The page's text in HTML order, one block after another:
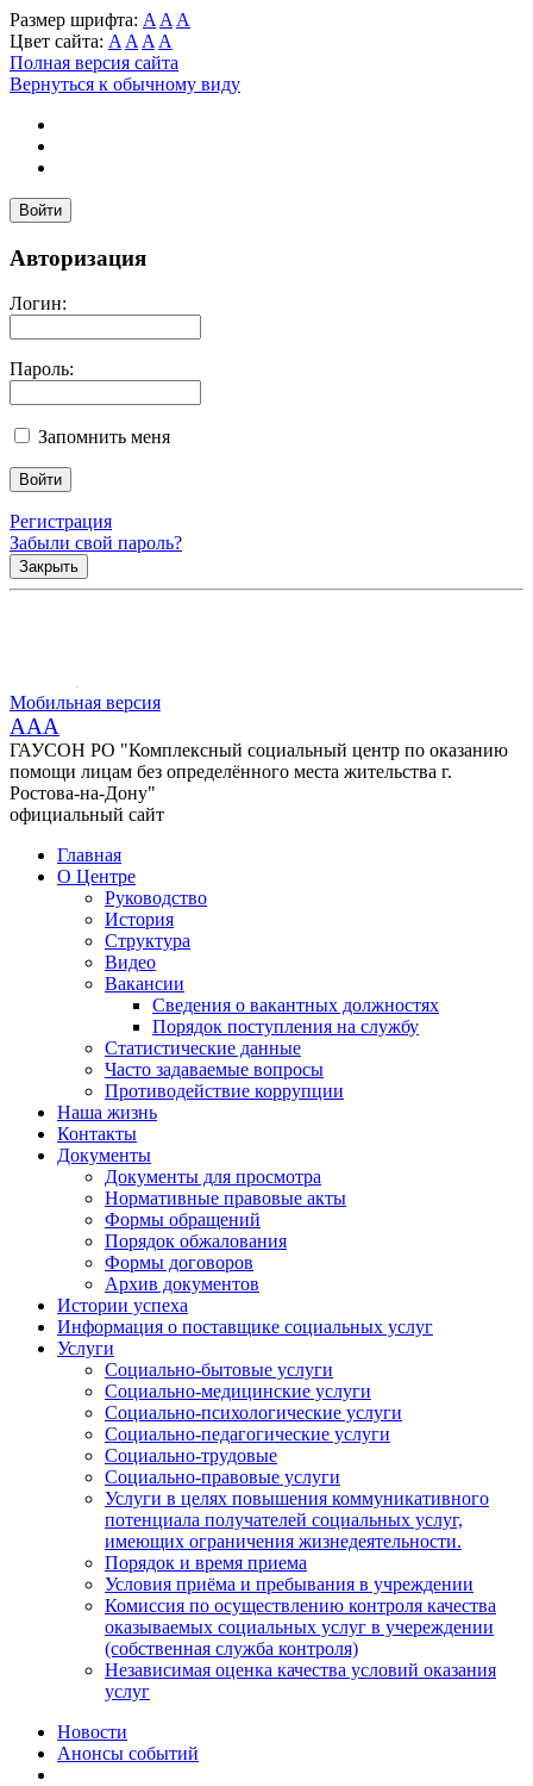
Размер шрифта: A A A
Цвет сайта: A A A A
Полная версия сайта
Вернуться к обычному виду
Войти
Авторизация
Логин:
Пароль:
Запомнить меня
Регистрация
Забыли свой пароль?
Закрыть
Мобильная версия
AAA
ГАУСОН РО "Комплексный социальный центр по оказанию
помощи лицам без определённого места жительства г.
Ростова-на-Дону"
официальный сайт
Главная
О Центре
Руководство
История
Структура
Видео
Вакансии
Сведения о вакантных должностях
Порядок поступления на службу
Статистические данные
Часто задаваемые вопросы
Противодействие коррупции
Наша жизнь
Контакты
Документы
Документы для просмотра
Нормативные правовые акты
Формы обращений
Порядок обжалования
Формы договоров
Архив документов
Истории успеха
Информация о поставщике социальных услуг
Услуги
Социально-бытовые услуги
Социально-медицинские услуги
Социально-психологические услуги
Социально-педагогические услуги
Социально-трудовые
Социально-правовые услуги
Услуги в целях повышения коммуникативного
потенциала получателей социальных услуг,
имеющих ограничения жизнедеятельности.
Порядок и время приема
Условия приёма и пребывания в учреждении
Комиссия по осуществлению контроля качества
оказываемых социальных услуг в учереждении
(собственная служба контроля)
Независимая оценка качества условий оказания
услуг
Новости
Анонсы событий